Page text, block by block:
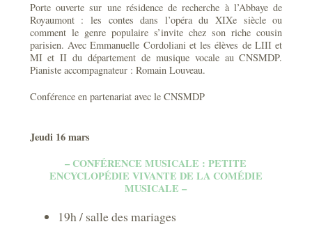
Porte ouverte sur une résidence de recherche à l’Abbaye de
Royaumont : les contes dans l’opéra du XIXe siècle ou
comment le genre populaire s’invite chez son riche cousin
parisien. Avec Emmanuelle Cordoliani et les élèves de LIII et
MI et II du département de musique vocale au CNSMDP.
Pianiste accompagnateur : Romain Louveau.
Conférence en partenariat avec le CNSMDP
Jeudi 16 mars
– CONFÉRENCE MUSICALE : PETITE
ENCYCLOPÉDIE VIVANTE DE LA COMÉDIE
MUSICALE –
19h / salle des mariages